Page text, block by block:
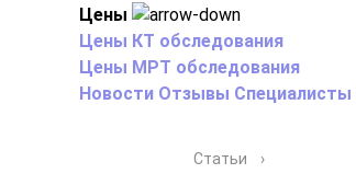
Цены
Цены КТ обследования
Цены МРТ обследования
Новости Отзывы Специалисты
Статьи ›